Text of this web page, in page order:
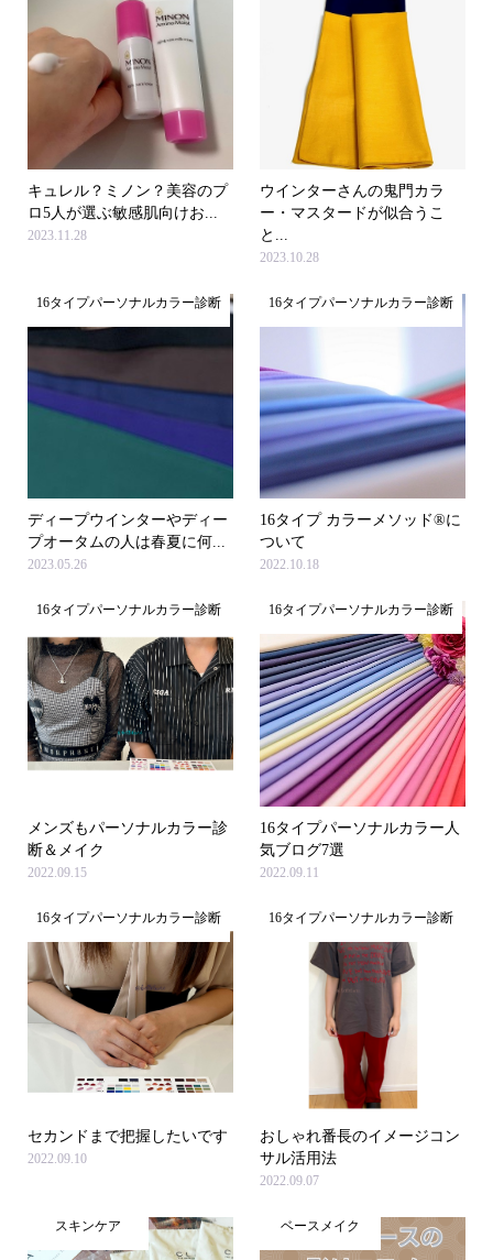
キュレル？ミノン？美容のプ
ロ5人が選ぶ敏感肌向けお...
2023.11.28
ウインターさんの鬼門カラ
ー・マスタードが似合うこ
と...
2023.10.28
16タイプパーソナルカラー診断
ディープウインターやディー
プオータムの人は春夏に何...
2023.05.26
16タイプパーソナルカラー診断
16タイプ カラーメソッド®に
ついて
2022.10.18
16タイプパーソナルカラー診断
メンズもパーソナルカラー診
断＆メイク
2022.09.15
16タイプパーソナルカラー診断
16タイプパーソナルカラー人
気ブログ7選
2022.09.11
16タイプパーソナルカラー診断
セカンドまで把握したいです
2022.09.10
16タイプパーソナルカラー診断
おしゃれ番長のイメージコン
サル活用法
2022.09.07
スキンケア ベースメイク